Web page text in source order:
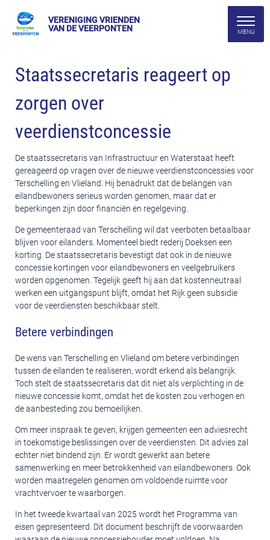
VERENIGING VRIENDEN
VAN DE VEERPONTEN
Staatssecretaris reageert op
zorgen over
veerdienstconcessie
De staatssecretaris van Infrastructuur en Waterstaat heeft
gereageerd op vragen over de nieuwe veerdienstconcessies voor
Terschelling en Vlieland. Hij benadrukt dat de belangen van
eilandbewoners serieus worden genomen, maar dat er
beperkingen zijn door financiën en regelgeving.
De gemeenteraad van Terschelling wil dat veerboten betaalbaar
blijven voor eilanders. Momenteel biedt rederij Doeksen een
korting. De staatssecretaris bevestigt dat ook in de nieuwe
concessie kortingen voor eilandbewoners en veelgebruikers
worden opgenomen. Tegelijk geeft hij aan dat kostenneutraal
werken een uitgangspunt blijft, omdat het Rijk geen subsidie
voor de veerdiensten beschikbaar stelt.
Betere verbindingen
De wens van Terschelling en Vlieland om betere verbindingen
tussen de eilanden te realiseren, wordt erkend als belangrijk.
Toch stelt de staatssecretaris dat dit niet als verplichting in de
nieuwe concessie komt, omdat het de kosten zou verhogen en
de aanbesteding zou bemoeilijken.
Om meer inspraak te geven, krijgen gemeenten een adviesrecht
in toekomstige beslissingen over de veerdiensten. Dit advies zal
echter niet bindend zijn. Er wordt gewerkt aan betere
samenwerking en meer betrokkenheid van eilandbewoners. Ook
worden maatregelen genomen om voldoende ruimte voor
vrachtvervoer te waarborgen.
In het tweede kwartaal van 2025 wordt het Programma van
eisen gepresenteerd. Dit document beschrijft de voorwaarden